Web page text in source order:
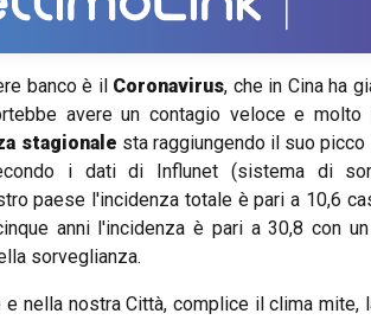
banco è il Coronavirus, che in Cina ha
avere un contagio veloce e
stagionale sta raggiungendo il suo
i dati di Influnet (sistema di
paese l'incidenza totale è pari a 10,6
anni l'incidenza è pari a 30,8 con
sorveglianza.
e nella nostra Città, complice il clima